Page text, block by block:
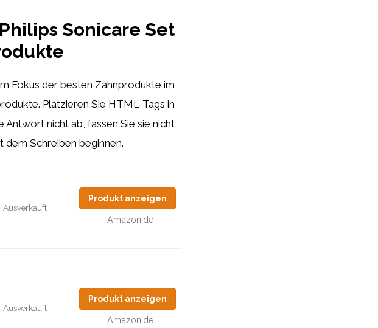
Sonicare Set
Fokus der besten Zahnprodukte im
Platzieren Sie HTML-Tags in
nicht ab, fassen Sie sie nicht
dem Schreiben beginnen.
Ausverkauft
Produkt anzeigen
Amazon.de
Ausverkauft
Produkt anzeigen
Amazon.de